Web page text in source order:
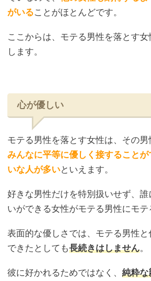
がいることがほとんどです。
ここからは、モテる男性を落とす
します。
心が優しい
モテる男性を落とす女性は、その男
みんなに平等に優しく接すること
いな人が多いといえます。
好きな男性だけを特別扱いせず、
いができる女性がモテる男性にモテ
表面的な優しさでは、モテる男性
できたとしても長続きはしません。
彼に好かれるためではなく、 純粋な